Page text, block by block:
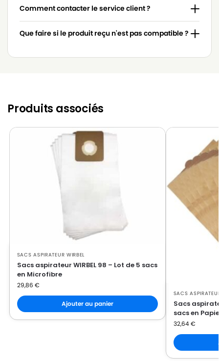
Comment contacter le service client ?
Que faire si le produit reçu n'est pas compatible ?
Produits associés
SACS ASPIRATEUR WIRBEL
Sacs aspirateur WIRBEL 98 – Lot de 5 sacs
en Microfibre
29,86 €
Ajouter au panier
SACS
Sacs
sacs en
32,64€